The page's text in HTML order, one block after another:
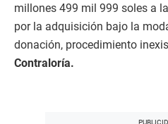
millones 499 mil 999 soles a
por la adquisición bajo la
donación, procedimiento
Contraloría.